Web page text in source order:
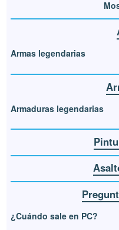
Armas legendarias
Armaduras legendarias
¿Cuándo sale en PC?